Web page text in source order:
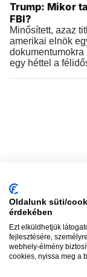
Trump: Mikor
FBI?
Minősített, azaz
amerikai elnök
dokumentumokra
egy héttel a
Oldalunk süti/
érdekében
Ezt elküldhetjük
fejlesztésére,
webhely-élmény
cookies, nyissa meg a